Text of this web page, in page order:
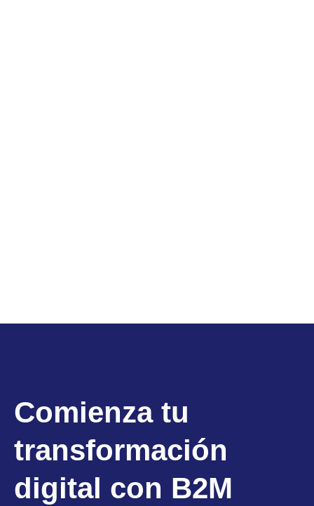
Comienza tu
transformación
digital con B2M